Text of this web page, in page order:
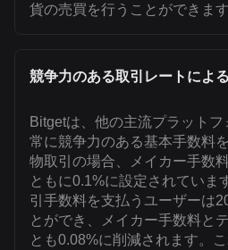
貨の売買を行うことができます
競争力のある取引レートによ
Bitgetは、他の主流プラット
常に競争力のある基本手数料
物取引の場合、メイカー手数
ともに0.1%に設定されていま
引手数料を支払うユーザーは
とができ、メイカー手数料と
とも0.08%に削減されます。